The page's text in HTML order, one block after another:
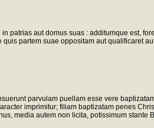
aut domus suas : additumque est,
partem suae oppositam aut qualificaret
parvulam puellam esse vere
imprimitur; filiam baptizatam penes
media autem non licita, potissimum